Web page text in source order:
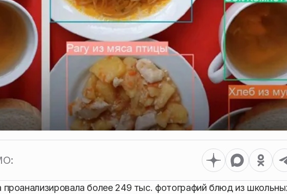
проанализировала более 249 тыс. фотографий блюд из